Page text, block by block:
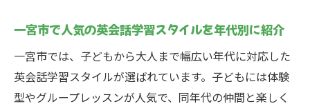
一宮市で人気の英会話学習スタイルを年代別に紹介
一宮市では、子どもから大人まで幅広い年代に対応した
英会話学習スタイルが選ばれています。子どもには体験
型やグループレッスンが人気で、同年代の仲間と楽しく